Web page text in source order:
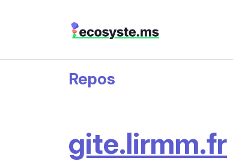
Repos
gite.lirmm.fr